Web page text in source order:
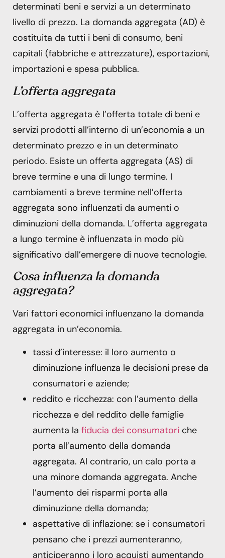
determinati beni e servizi a un determinato
livello di prezzo. La domanda aggregata (AD) è
costituita da tutti i beni di consumo, beni
capitali (fabbriche e attrezzature), esportazioni,
importazioni e spesa pubblica.
L’offerta aggregata
L’offerta aggregata è l’offerta totale di beni e
servizi prodotti all’interno di un’economia a un
determinato prezzo e in un determinato
periodo. Esiste un offerta aggregata (AS) di
breve termine e una di lungo termine. I
cambiamenti a breve termine nell’offerta
aggregata sono influenzati da aumenti o
diminuzioni della domanda. L’offerta aggregata
a lungo termine è influenzata in modo più
significativo dall’emergere di nuove tecnologie.
Cosa influenza la domanda
aggregata?
Vari fattori economici influenzano la domanda
aggregata in un’economia.
tassi d’interesse: il loro aumento o
diminuzione influenza le decisioni prese da
consumatori e aziende;
reddito e ricchezza: con l’aumento della
ricchezza e del reddito delle famiglie
aumenta la fiducia dei consumatori che
porta all’aumento della domanda
aggregata. Al contrario, un calo porta a
una minore domanda aggregata. Anche
l’aumento dei risparmi porta alla
diminuzione della domanda;
aspettative di inflazione: se i consumatori
pensano che i prezzi aumenteranno,
anticiperanno i loro acquisti aumentando